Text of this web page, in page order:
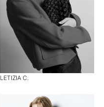
LETIZIA C.